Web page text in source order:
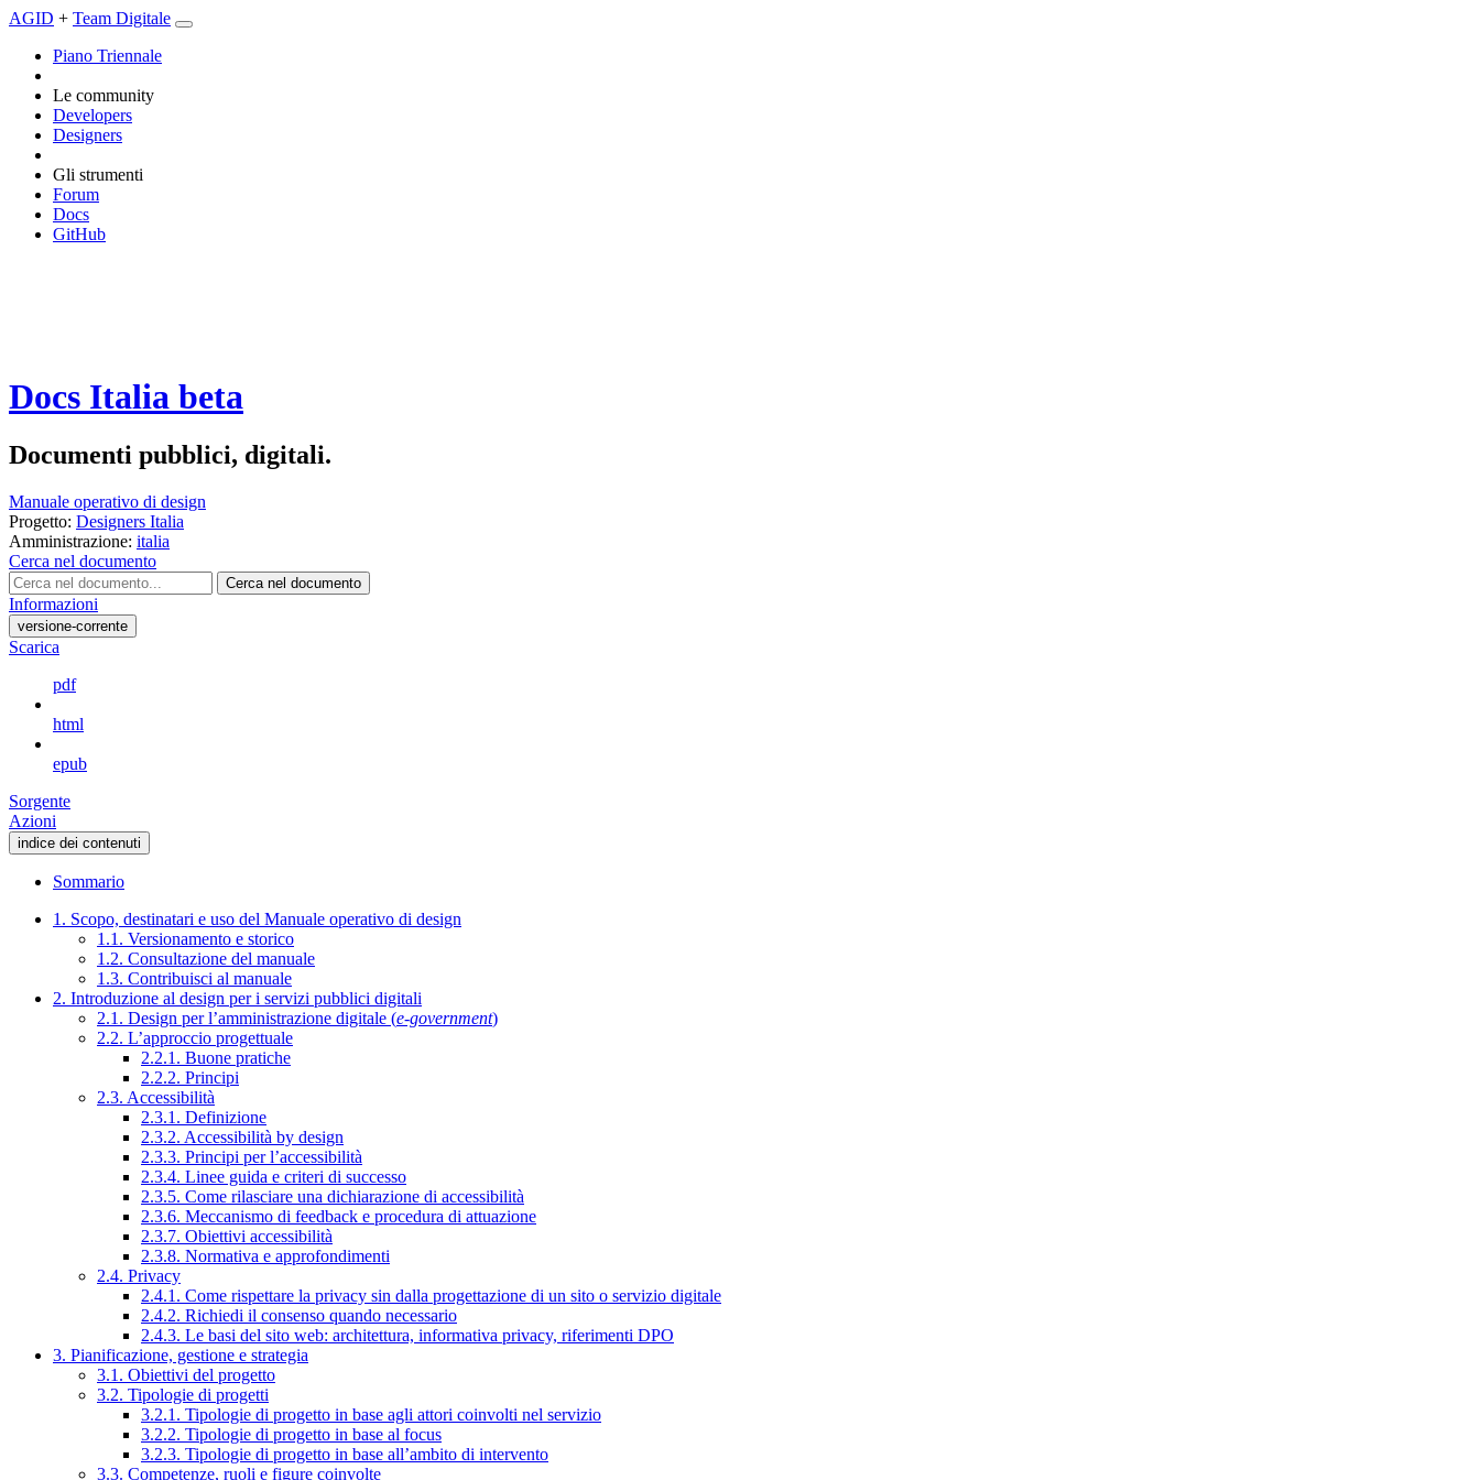
AGID + Team Digitale
Piano Triennale
Le community
Developers
Designers
Gli strumenti
Forum
Docs
GitHub
Docs Italia beta
Documenti pubblici, digitali.
Manuale operativo di design
Progetto: Designers Italia
Amministrazione: italia
Cerca nel documento
Cerca nel documento
Informazioni
versione-corrente
Scarica
pdf
html
epub
Sorgente
Azioni
indice dei contenuti
Sommario
1. Scopo, destinatari e uso del Manuale operativo di design
1.1. Versionamento e storico
1.2. Consultazione del manuale
1.3. Contribuisci al manuale
2. Introduzione al design per i servizi pubblici digitali
2.1. Design per l’amministrazione digitale (e-government)
2.2. L’approccio progettuale
2.2.1. Buone pratiche
2.2.2. Principi
2.3. Accessibilità
2.3.1. Definizione
2.3.2. Accessibilità by design
2.3.3. Principi per l’accessibilità
2.3.4. Linee guida e criteri di successo
2.3.5. Come rilasciare una dichiarazione di accessibilità
2.3.6. Meccanismo di feedback e procedura di attuazione
2.3.7. Obiettivi accessibilità
2.3.8. Normativa e approfondimenti
2.4. Privacy
2.4.1. Come rispettare la privacy sin dalla progettazione di un sito o servizio digitale
2.4.2. Richiedi il consenso quando necessario
2.4.3. Le basi del sito web: architettura, informativa privacy, riferimenti DPO
3. Pianificazione, gestione e strategia
3.1. Obiettivi del progetto
3.2. Tipologie di progetti
3.2.1. Tipologie di progetto in base agli attori coinvolti nel servizio
3.2.2. Tipologie di progetto in base al focus
3.2.3. Tipologie di progetto in base all’ambito di intervento
3.3. Competenze, ruoli e figure coinvolte